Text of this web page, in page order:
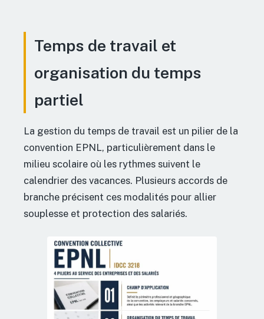
Temps de travail et
organisation du temps
partiel
La gestion du temps de travail est un pilier de la
convention EPNL, particulièrement dans le
milieu scolaire où les rythmes suivent le
calendrier des vacances. Plusieurs accords de
branche précisent ces modalités pour allier
souplesse et protection des salariés.